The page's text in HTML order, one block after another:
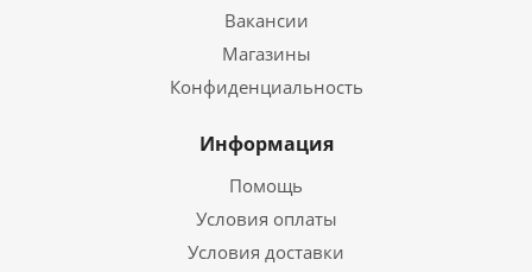
Вакансии
Магазины
Конфиденциальность
Информация
Помощь
Условия оплаты
Условия доставки